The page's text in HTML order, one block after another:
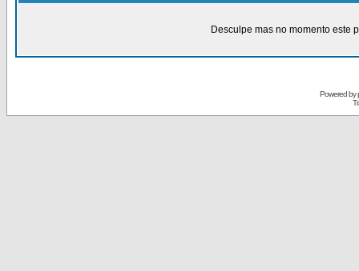
Desculpe mas no momento este
Powered by